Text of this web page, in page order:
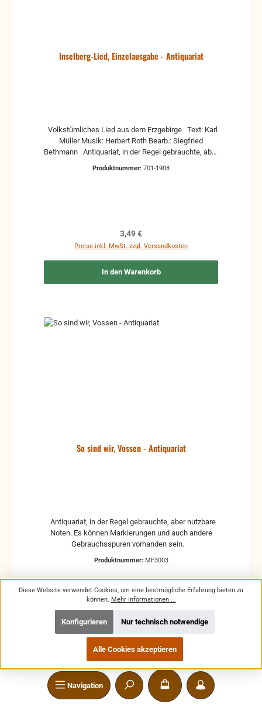
Navigation
Inselberg-Lied, Einzelausgabe - Antiquariat
Müller Musik: Herbert Roth Bearb.: Siegfried
Bethmann Antiquariat, in der Regel gebrauchte, aber
Produktnummer: 701-1908
Regulärer Preis:
3,49 €
Preise inkl. MwSt. zzgl. Versandkosten
In den Warenkorb
So sind wir, Vossen - Antiquariat
Noten. Es können Markierungen und auch andere
Produktnummer: MF3003
Regulärer Preis:
1,59 €
Preise inkl. MwSt. zzgl. Versandkosten
In den Warenkorb
Diese Website verwendet Cookies, um eine bestmögliche Erfahrung bieten zu
können. Mehr Informationen ...
Nur technisch notwendige
Konfigurieren
Alle Cookies akzeptieren